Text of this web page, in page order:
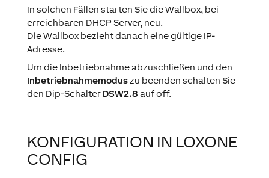
In solchen Fällen starten Sie die Wallbox, bei
erreichbaren DHCP Server, neu.
Die Wallbox bezieht danach eine gültige IP-
Adresse.
Um die Inbetriebnahme abzuschließen und den
Inbetriebnahmemoduszu beenden schalten Sie
den Dip-Schalter DSW2.8 auf off.
KONFIGURATION IN LOXONE
CONFIG